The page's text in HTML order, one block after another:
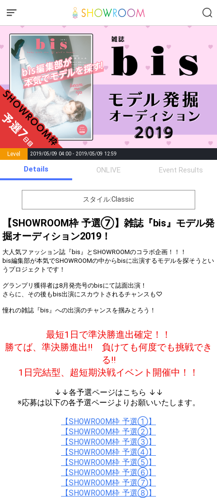
Level 2019/05/09 04:00 - 2019/05/09 12:59
Points List of Goal
number of
positions
Rema
Event Begins!
オリジナルアバター制作権獲
得！
Gifting
Throw gifts to the stage and join
the live performance.
First, try throwing free Stars
(once a day)! You can also charge
Show Gold to purchase gifts
(available from 1 JPY)! When you
continue to send gifts to the
performer(s), the performer's
To cheer on performers, you can
send them gifts.
To send performers paid items,
You can post comments. Please
other users.
Close
Details ONLIVE Event Results
スタイル:Classic
【SHOWROOM枠 予選⑦】雑誌『bis』モデル発
掘オーディション2019！
大人気ファッション誌『bis』とSHOWROOMのコラボ企画！！！
bis編集部が本気でSHOWROOMの中からbisに出演するモデルを探そうとい
うプロジェクトです！
グランプリ獲得者は8月発売号のbisにて誌面出演！
さらに、その後もbis出演にスカウトされるチャンスも♡
憧れの雑誌『bis』への出演のチャンスを掴みとろう！
最短1日で準決勝進出確定！！
勝てば、準決勝進出!! 負けても何度でも挑戦でき
る!!
1日完結型、超短期決戦イベント開催中！！
↓↓各予選ページはこちら ↓↓
※応募は以下の各予選ページよりお願いいたします。
【SHOWROOM枠 予選①】
【SHOWROOM枠 予選②】
【SHOWROOM枠 予選③】
【SHOWROOM枠 予選④】
【SHOWROOM枠 予選⑤】
【SHOWROOM枠 予選⑥】
【SHOWROOM枠 予選⑦】
【SHOWROOM枠 予選⑧】